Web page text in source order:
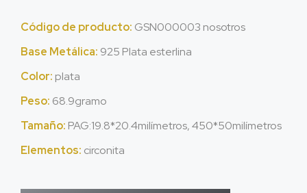
Código de producto: GSN000003 nosotros
Base Metálica: 925 Plata esterlina
Color: plata
Peso: 68.9gramo
Tamaño: PAG:19.8*20.4milímetros, 450*50milímetros
Elementos: circonita